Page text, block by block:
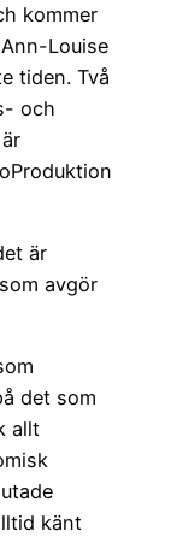
kommer
Louise
tiden. Två
och
är
avgör
det som
allt
känt